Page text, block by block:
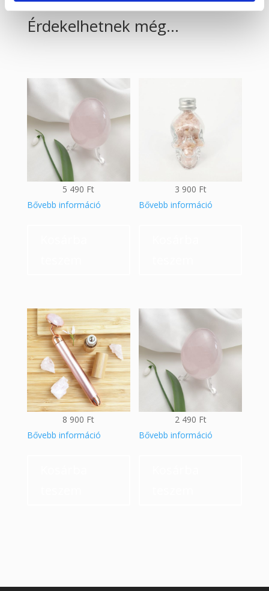
Érdekelhetnek még…
5 490 Ft
Bővebb információ
3 900 Ft
Bővebb információ
8 900 Ft
Bővebb információ
2 490 Ft
Bővebb információ